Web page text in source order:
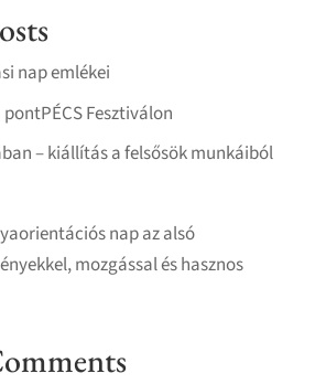
nap emlékei
Fesztiválon
– kiállítás a felsősök munkáiból
nap az alsó
mozgással és hasznos